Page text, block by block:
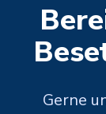
Gerne